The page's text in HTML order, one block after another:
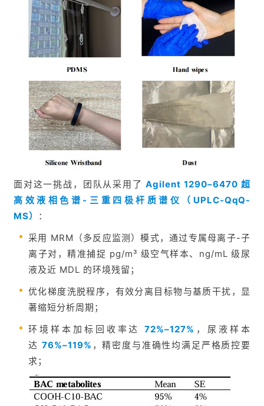
面对这一挑战，团队从采用了Agilent 1290–6470 超
高效液相色谱-三重四极杆质谱仪（UPLC-QqQ-
MS）
：
采用 MRM（多反应监测）模式，通过专属母离子-子
离子对，精准捕捉 pg/m³ 级空气样本、ng/mL 级尿
液及近 MDL 的环境残留；
优化梯度洗脱程序，有效分离目标物与基质干扰，显
著缩短分析周期；
环境样本加标回收率达72%–127% ，尿液样本
达 76%–119% ，精密度与准确性均满足严格质控要
求；